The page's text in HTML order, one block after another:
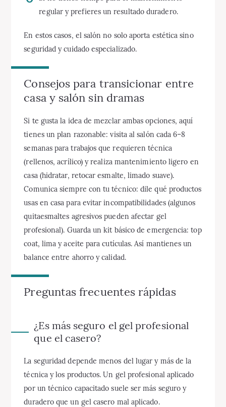
regular y prefieres un resultado duradero.
En estos casos, el salón no solo aporta estética sino
seguridad y cuidado especializado.
Consejos para transicionar entre
casa y salón sin dramas
Si te gusta la idea de mezclar ambas opciones, aquí
tienes un plan razonable: visita al salón cada 6–8
semanas para trabajos que requieren técnica
(rellenos, acrílico) y realiza mantenimiento ligero en
casa (hidratar, retocar esmalte, limado suave).
Comunica siempre con tu técnico: dile qué productos
usas en casa para evitar incompatibilidades (algunos
quitaesmaltes agresivos pueden afectar gel
profesional). Guarda un kit básico de emergencia: top
coat, lima y aceite para cutículas. Así mantienes un
balance entre ahorro y calidad.
Preguntas frecuentes rápidas
¿Es más seguro el gel profesional
que el casero?
La seguridad depende menos del lugar y más de la
técnica y los productos. Un gel profesional aplicado
por un técnico capacitado suele ser más seguro y
duradero que un gel casero mal aplicado.